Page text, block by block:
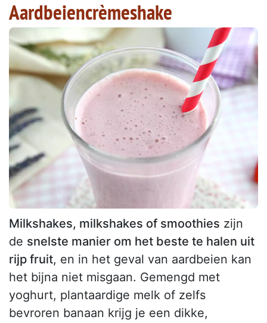
Aardbeiencrèmeshake
Milkshakes, milkshakes of smoothies zijn
de snelste manier om het beste te halen uit
rijp fruit, en in het geval van aardbeien kan
het bijna niet misgaan. Gemengd met
yoghurt, plantaardige melk of zelfs
bevroren banaan krijg je een dikke,